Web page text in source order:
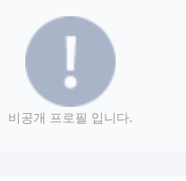
비공개 프로필 입니다.